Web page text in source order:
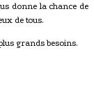
donne la chance de
de tous.
grands besoins.